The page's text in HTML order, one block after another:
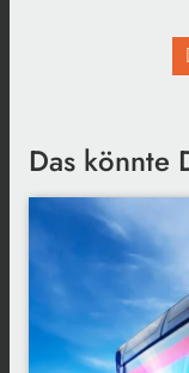
Das könnte